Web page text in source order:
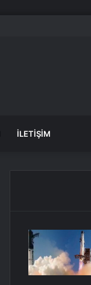
İLETIŞIM